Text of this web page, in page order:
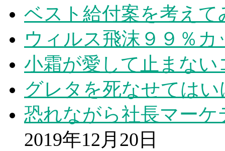
ベスト給付案を考えて
ウィルス飛沫９９％カ
小霜が愛して止まない
グレタを死なせては
恐れながら社長マー
2019年12月20日